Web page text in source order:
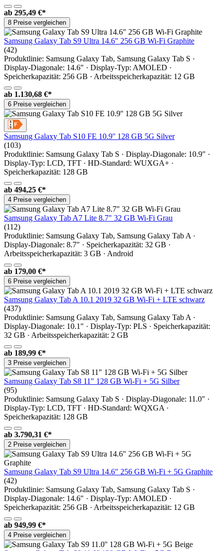
ab 295,49 €*
8 Preise vergleichen
Samsung Galaxy Tab S9 Ultra 14.6" 256 GB Wi-Fi Graphite
(42)
Produktlinie: Samsung Galaxy Tab, Samsung Galaxy Tab S ·
Display-Diagonale: 14.6" · Display-Typ: AMOLED ·
Speicherkapazität: 256 GB · Arbeitsspeicherkapazität: 12 GB
ab 1.130,68 €*
6 Preise vergleichen
Samsung Galaxy Tab S10 FE 10.9'' 128 GB 5G Silver
(103)
Produktlinie: Samsung Galaxy Tab S · Display-Diagonale: 10.9" ·
Display-Typ: LCD, TFT · HD-Standard: WUXGA+ ·
Speicherkapazität: 128 GB
ab 494,25 €*
4 Preise vergleichen
Samsung Galaxy Tab A7 Lite 8.7" 32 GB Wi-Fi Grau
(112)
Produktlinie: Samsung Galaxy Tab, Samsung Galaxy Tab A ·
Display-Diagonale: 8.7" · Speicherkapazität: 32 GB ·
Arbeitsspeicherkapazität: 3 GB · Android
ab 179,00 €*
6 Preise vergleichen
Samsung Galaxy Tab A 10.1 2019 32 GB Wi-Fi + LTE schwarz
(437)
Produktlinie: Samsung Galaxy Tab, Samsung Galaxy Tab A ·
Display-Diagonale: 10.1" · Display-Typ: PLS · Speicherkapazität:
32 GB · Arbeitsspeicherkapazität: 2 GB
ab 189,99 €*
3 Preise vergleichen
Samsung Galaxy Tab S8 11" 128 GB Wi-Fi + 5G Silber
(95)
Produktlinie: Samsung Galaxy Tab S · Display-Diagonale: 11.0" ·
Display-Typ: LCD, TFT · HD-Standard: WQXGA ·
Speicherkapazität: 128 GB
ab 3.790,31 €*
2 Preise vergleichen
Samsung Galaxy Tab S9 Ultra 14.6" 256 GB Wi-Fi + 5G Graphite
(42)
Produktlinie: Samsung Galaxy Tab, Samsung Galaxy Tab S ·
Display-Diagonale: 14.6" · Display-Typ: AMOLED ·
Speicherkapazität: 256 GB · Arbeitsspeicherkapazität: 12 GB
ab 949,99 €*
4 Preise vergleichen